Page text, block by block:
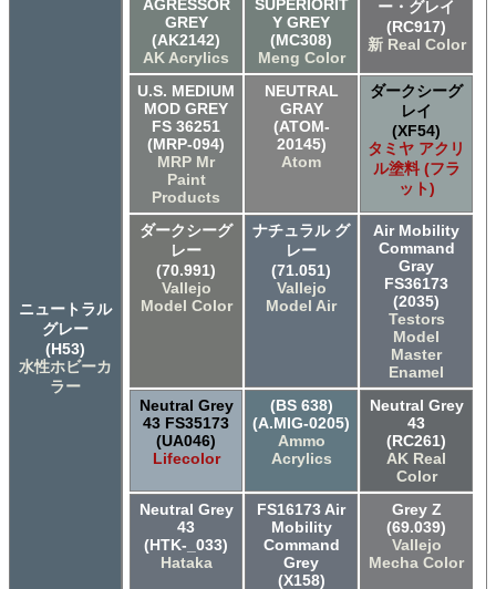
ニュートラル
グレー
(H53)
水性ホビーカ
ラー
AGRESSOR
GREY
(AK2142)
AK Acrylics
SUPERIORIT
Y GREY
(MC308)
Meng Color
ー・グレイ
(RC917)
新 Real Color
U.S. MEDIUM
MOD GREY
FS 36251
(MRP-094)
MRP Mr
Paint
Products
NEUTRAL
GRAY
(ATOM-
20145)
Atom
ダークシーグ
レイ
(XF54)
タミヤ アクリ
ル塗料 (フラ
ット)
ダークシーグ
レー
(70.991)
Vallejo
Model Color
ナチュラル グ
レー
(71.051)
Vallejo
Model Air
Air Mobility
Command
Gray
FS36173
(2035)
Testors
Model
Master
Enamel
Neutral Grey
43 FS35173
(UA046)
Lifecolor
(BS 638)
(A.MIG-0205)
Ammo
Acrylics
Neutral Grey
43
(RC261)
AK Real
Color
Neutral Grey
43
(HTK-_033)
Hataka
FS16173 Air
Mobility
Command
Grey
(X158)
Grey Z
(69.039)
Vallejo
Mecha Color